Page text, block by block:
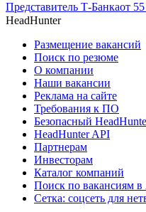
Представитель Т-Банкаот
HeadHunter
Размещение вакансий
Поиск по резюме
О компании
Наши вакансии
Реклама на сайте
Требования к ПО
Безопасный
HeadHunter API
Партнерам
Инвесторам
Каталог компаний
Поиск по вакансиям
Сетка: соцсеть для